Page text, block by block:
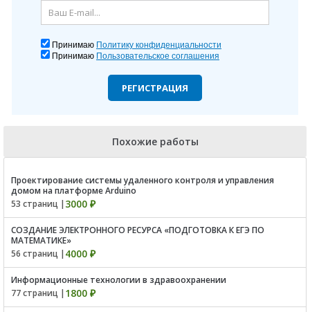
Принимаю Политику конфиденциальности
Принимаю Пользовательское соглашения
РЕГИСТРАЦИЯ
Похожие работы
Проектирование системы удаленного контроля и управления
домом на платформе Arduino
53 страниц | 3000 ₽
СОЗДАНИЕ ЭЛЕКТРОННОГО РЕСУРСА «ПОДГОТОВКА К ЕГЭ ПО
МАТЕМАТИКЕ»
56 страниц | 4000 ₽
Информационные технологии в здравоохранении
77 страниц | 1800 ₽